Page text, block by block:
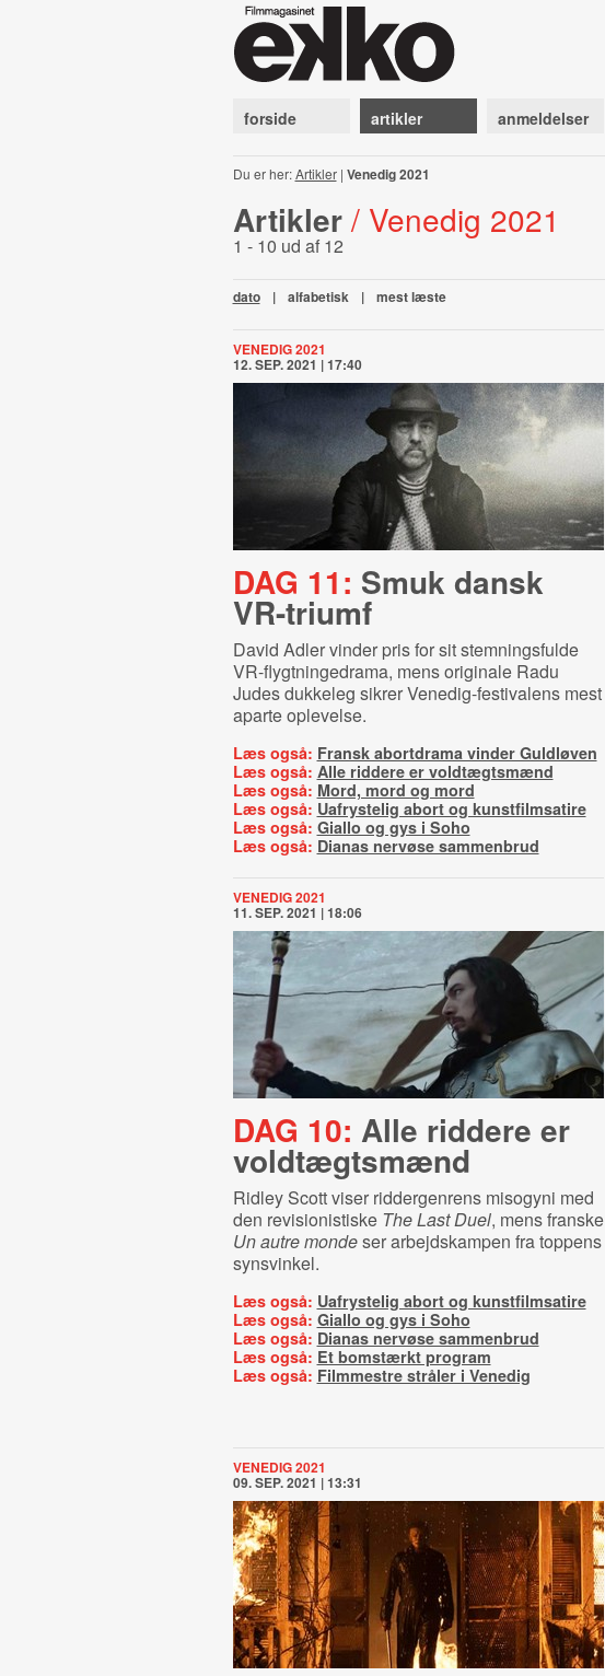
forside artikler anmeldelser
Du er her:Artikler| Venedig 2021
Artikler / Venedig 2021
1 - 10 ud af 12
dato | alfabetisk | mest læste
VENEDIG 2021
12. SEP. 2021 | 17:40
DAG 11: Smuk dansk
VR-triumf
David Adler vinder pris for sit stemningsfulde
VR-flygtningedrama, mens originale Radu
Judes dukkeleg sikrer Venedig-festivalens mest
aparte oplevelse.
Læs også: Fransk abortdrama vinder Guldløven
Læs også: Alle riddere er voldtægtsmænd
Læs også: Mord, mord og mord
Læs også: Uafrystelig abort og kunstfilmsatire
Læs også: Giallo og gys i Soho
Læs også: Dianas nervøse sammenbrud
VENEDIG 2021
11. SEP. 2021 | 18:06
DAG 10: Alle riddere er
voldtægtsmænd
Ridley Scott viser riddergenrens misogyni med
den revisionistiske The Last Duel, mens franske
Un autre mondeser arbejdskampen fra toppens
synsvinkel.
Læs også: Uafrystelig abort og kunstfilmsatire
Læs også: Giallo og gys i Soho
Læs også: Dianas nervøse sammenbrud
Læs også: Et bomstærkt program
Læs også: Filmmestre stråler i Venedig
VENEDIG 2021
09. SEP. 2021 | 13:31